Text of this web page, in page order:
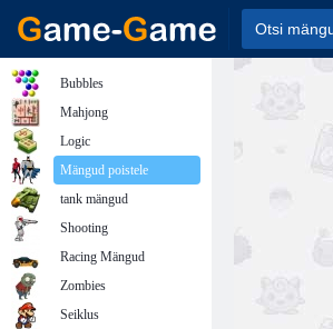
Bubbles
Mahjong
Logic
Mängud poistele
tank mängud
Shooting
Racing Mängud
Zombies
Seiklus